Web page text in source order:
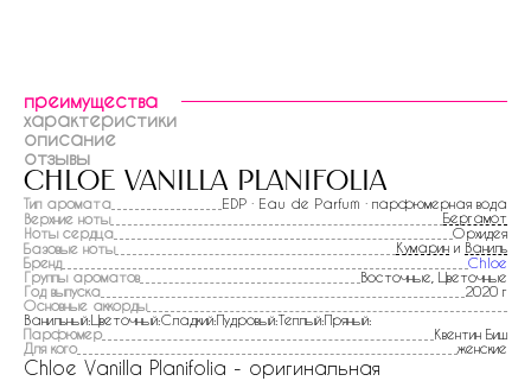
преимущества
характеристики
описание
отзывы
chloe vanilla planifolia
Тип аромата
EDP · Eau de Parfum · парфюмерная вода
Верхние ноты
Бергамот
Ноты сердца
Орхидея
Базовые ноты
Кумарин и Ваниль
Бренд
Chloe
Группы ароматов
Восточные, Цветочные
Год выпуска
2020 г
Основные аккорды
Ванильный:Цветочный:Сладкий:Пудровый:Теплый:Пряный:
Парфюмер
Квентин Биш
Для кого
женские
Chloe Vanilla Planifolia - оригинальная